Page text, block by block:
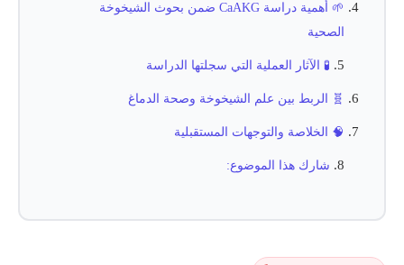
🌱 أهمية دراسة CaAKG ضمن بحوث الشيخوخة
الصحية
🧪 الآثار العملية التي سجلتها الدراسة
🧬 الربط بين علم الشيخوخة وصحة الدماغ
🧠 الخلاصة والتوجهات المستقبلية
شارك هذا الموضوع: